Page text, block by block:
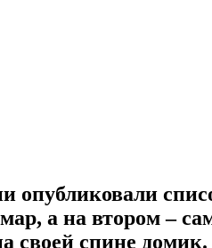
а на втором –
своей спине домик.